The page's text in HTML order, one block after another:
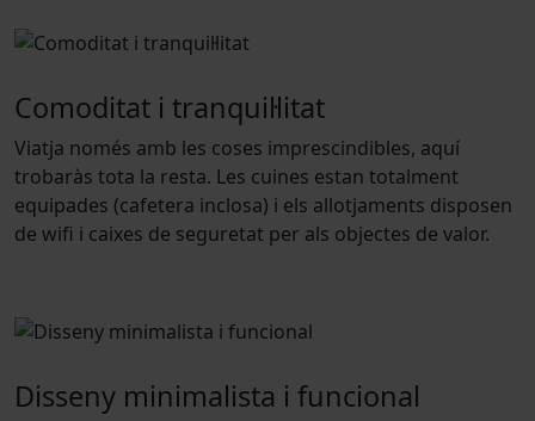
Comoditat i tranquil·litat
Viatja només amb les coses imprescindibles, aquí
trobaràs tota la resta. Les cuines estan totalment
equipades (cafetera inclosa) i els allotjaments disposen
de wifi i caixes de seguretat per als objectes de valor.
Disseny minimalista i funcional